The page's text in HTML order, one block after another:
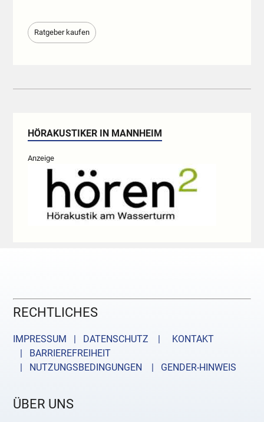
Ratgeber kaufen
HÖRAKUSTIKER IN MANNHEIM
Anzeige
RECHTLICHES
IMPRESSUM | DATENSCHUTZ |
KONTAKT
| BARRIEREFREIHEIT
| NUTZUNGSBEDINGUNGEN
| GENDER-HINWEIS
ÜBER UNS